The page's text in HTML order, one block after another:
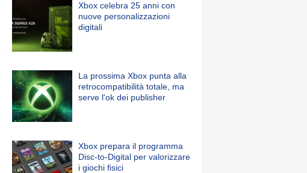
Xbox celebra 25 anni con
nuove personalizzazioni
digitali
La prossima Xbox punta alla
retrocompatibilità totale, ma
serve l'ok dei publisher
Xbox prepara il programma
Disc-to-Digital per valorizzare
i giochi fisici